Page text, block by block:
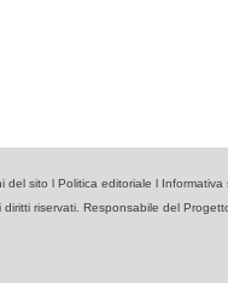
del sito l Politica editoriale l Informativa
riservati. Responsabile del